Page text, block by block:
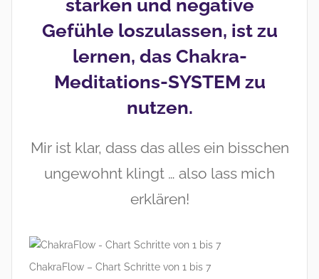
stärken und negative
Gefühle loszulassen, ist zu
lernen, das Chakra-
Meditations-SYSTEM zu
nutzen.
Mir ist klar, dass das alles ein bisschen
ungewohnt klingt … also lass mich
erklären!
ChakraFlow – Chart Schritte von 1 bis 7